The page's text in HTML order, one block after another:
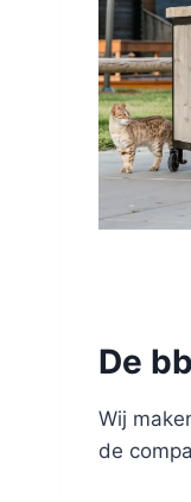
De
Wij
de